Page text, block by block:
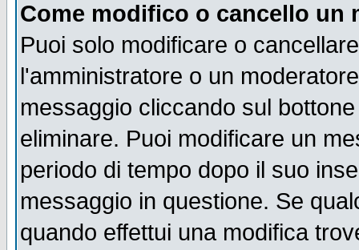
Come modifico o cancello un
Puoi solo modificare o
l'amministratore o un
messaggio cliccando sul
eliminare. Puoi modificare un
periodo di tempo dopo il suo
messaggio in questione. Se
quando effettui una modifica